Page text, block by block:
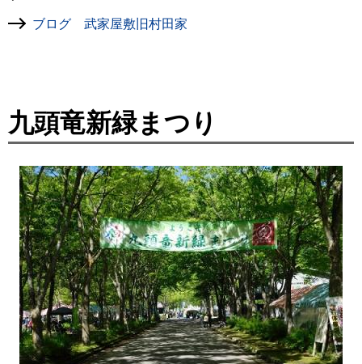
ブログ 武家屋敷旧村田家
九頭竜新緑まつり